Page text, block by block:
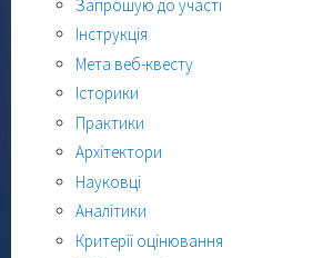
Запрошую до участі
Інструкція
Мета веб-квесту
Історики
Практики
Архітектори
Науковці
Аналітики
Критерії оцінювання